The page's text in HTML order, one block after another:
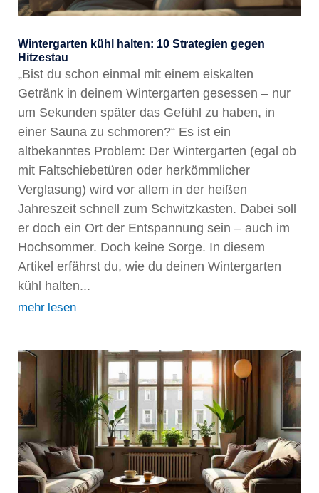
Wintergarten kühl halten: 10 Strategien gegen
Hitzestau
„Bist du schon einmal mit einem eiskalten
Getränk in deinem Wintergarten gesessen – nur
um Sekunden später das Gefühl zu haben, in
einer Sauna zu schmoren?“ Es ist ein
altbekanntes Problem: Der Wintergarten (egal ob
mit Faltschiebetüren oder herkömmlicher
Verglasung) wird vor allem in der heißen
Jahreszeit schnell zum Schwitzkasten. Dabei soll
er doch ein Ort der Entspannung sein – auch im
Hochsommer. Doch keine Sorge. In diesem
Artikel erfährst du, wie du deinen Wintergarten
kühl halten...
mehr lesen